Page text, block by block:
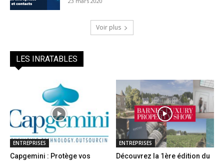
Voir plus
LES INRATABLES
ENTREPRISES
Capgemini : Protège vos
ENTREPRISES
Découvrez la 1ère édition du